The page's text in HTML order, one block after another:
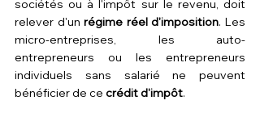
sociétés ou à l'impôt sur le revenu, doit
relever d'un régime réel d'imposition. Les
micro-entreprises, les auto-
entrepreneurs ou les entrepreneurs
individuels sans salarié ne peuvent
bénéficier de ce crédit d'impôt.